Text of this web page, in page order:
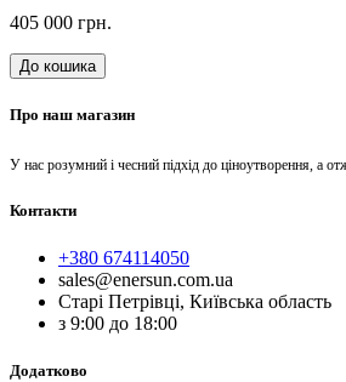
405 000 грн.
До кошика
Про наш магазин
У нас розумний і чесний підхід до ціноутворення, а
Контакти
+380 674114050
sales@enersun.com.ua
Старі Петрівці, Київська область
з 9:00 до 18:00
Додатково